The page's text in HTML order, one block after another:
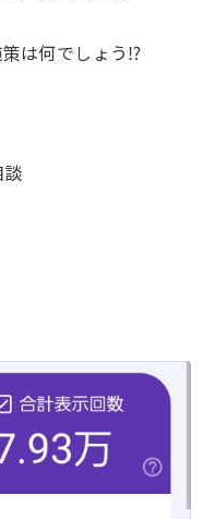
は何でしょう⁉️
談